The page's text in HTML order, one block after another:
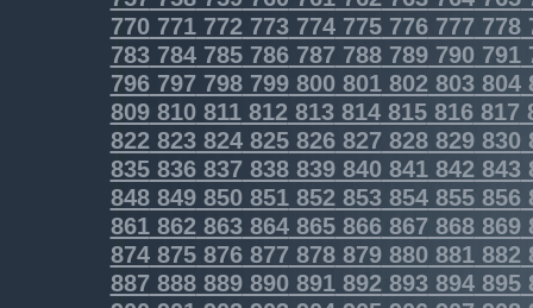
770771772773774775776777 778
783784785786787788789790791
796797798799800801802803804
809810811812813814815816817
822823824825826827 828829830
835836837838839840841842843
848849850851852853854855856
861862863864865866867 868869
874875876877 878879880 881882
887888889890891892893894895